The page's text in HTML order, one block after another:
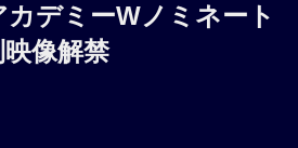
デミーWノミネート
像解禁